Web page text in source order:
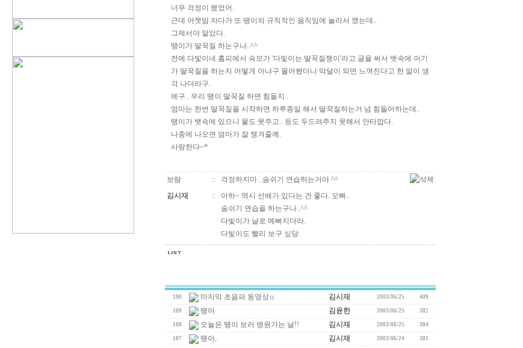
너무 걱정이 됐었어.
근데 어젯밤 자다가 또 땡이의 규칙적인 움직임에 놀라서 깼는데..
그제서야 알았다.
땡이가 딸꾹질 하는구나..^^
전에 다빛이네 홈피에서 숙모가 '다빛이는 딸꾹질쟁이'라고 글을 써서 뱃속에 아기
가 딸꾹질을 하는지 어떻게 아냐구 물어봤더니 막달이 되면 느껴진다고 한 말이 생
각 나더라구.
에구.. 우리 땡이 딸꾹질 하면 힘들지..
엄마는 한번 딸꾹질을 시작하면 하루종일 해서 딸꾹질하는거 넘 힘들어하는데..
땡이가 뱃속에 있으니 물도 못주고.. 등도 두드려주지 못해서 안타깝다.
나중에 나오면 엄마가 잘 챙겨줄께.
사랑한다~*
보람 ::
걱정하지마...숨쉬기 연습하는거야 ^^
김시재
::
아하~ 역시 선배가 있다는 건 좋다. 오빠..
숨쉬기 연습을 하는구나..^^
다빛이가 날로 예뻐지더라.
다빛이도 빨리 보구 싶당.
190 마지막 초음파 동영상 [1] 김시재 2003/06/25 409
189 땡아 김윤한 2003/06/25 382
188 오늘은 땡이 보러 병원가는 날!! 김시재 2003/06/25 384
187 땡아.. 김시재 2003/06/24 381